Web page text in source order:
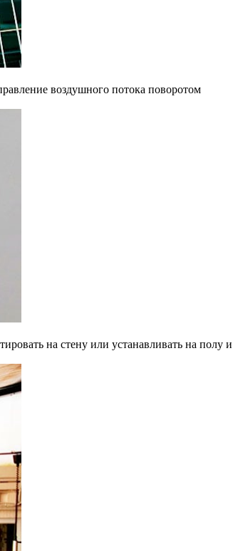
воздушного потока поворотом
на стену или устанавливать на полу и